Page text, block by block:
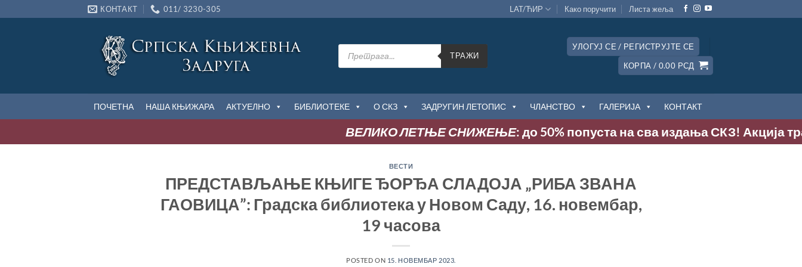
на
КОНТАКТ 011/ 3230-305 LAT/ЋИР Како поручити Листa жеља
Products
search
ТРАЖИ
УЛОГУЈ СЕ / РЕГИСТРУЈТЕ СЕ
КОРПА / 0.00 РСД
ПОЧЕТНА НАША КЊИЖАРА АКТУЕЛНО БИБЛИОТЕКЕ О СКЗ ЗАДРУГИН ЛЕТОПИС ЧЛАНСТВО ГАЛЕРИЈА КОНТАКТ
ВЕЛИКО ЛЕТЊЕ СНИЖЕЊЕ: до 50% попуста на сва издања СКЗ! Акција траје
ВЕСТИ
ПРЕДСТАВЉАЊЕ КЊИГЕ ЂОРЂА СЛАДОЈА „РИБА ЗВАНА
ГАОВИЦА”: Градска библиотека у Новом Саду, 16. новембар,
19 часова
POSTED ON 15. НОВЕМБАР 2023.